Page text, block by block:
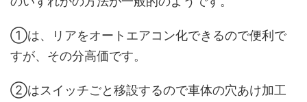
①は、リアをオートエアコン化できるので便利で
すが、その分高価です。
②はスイッチごと移設するので車体の穴あけ加工